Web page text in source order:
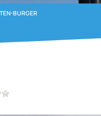
BURGER